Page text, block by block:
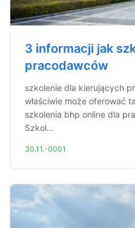
3 informacji jak
pracodawców
szkolenie dla kierujących
właściwie może oferować
szkolenia bhp online dla
Szkol...
30.11.-0001